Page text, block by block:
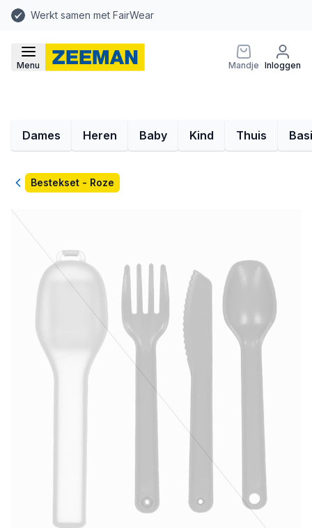
Werkt samen met FairWear
Menu Mandje Inloggen
Dames Heren Baby Kind Thuis
TerugBestekset - Roze